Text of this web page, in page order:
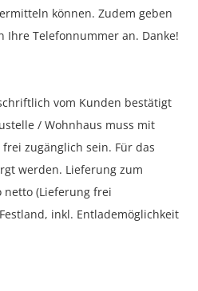
können. Zudem geben
Ihre Telefonnummer an. Danke!
vom Kunden bestätigt
/ Wohnhaus muss mit
zugänglich sein. Für das
werden. Lieferung zum
netto (Lieferung frei
inkl. Entlademöglichkeit